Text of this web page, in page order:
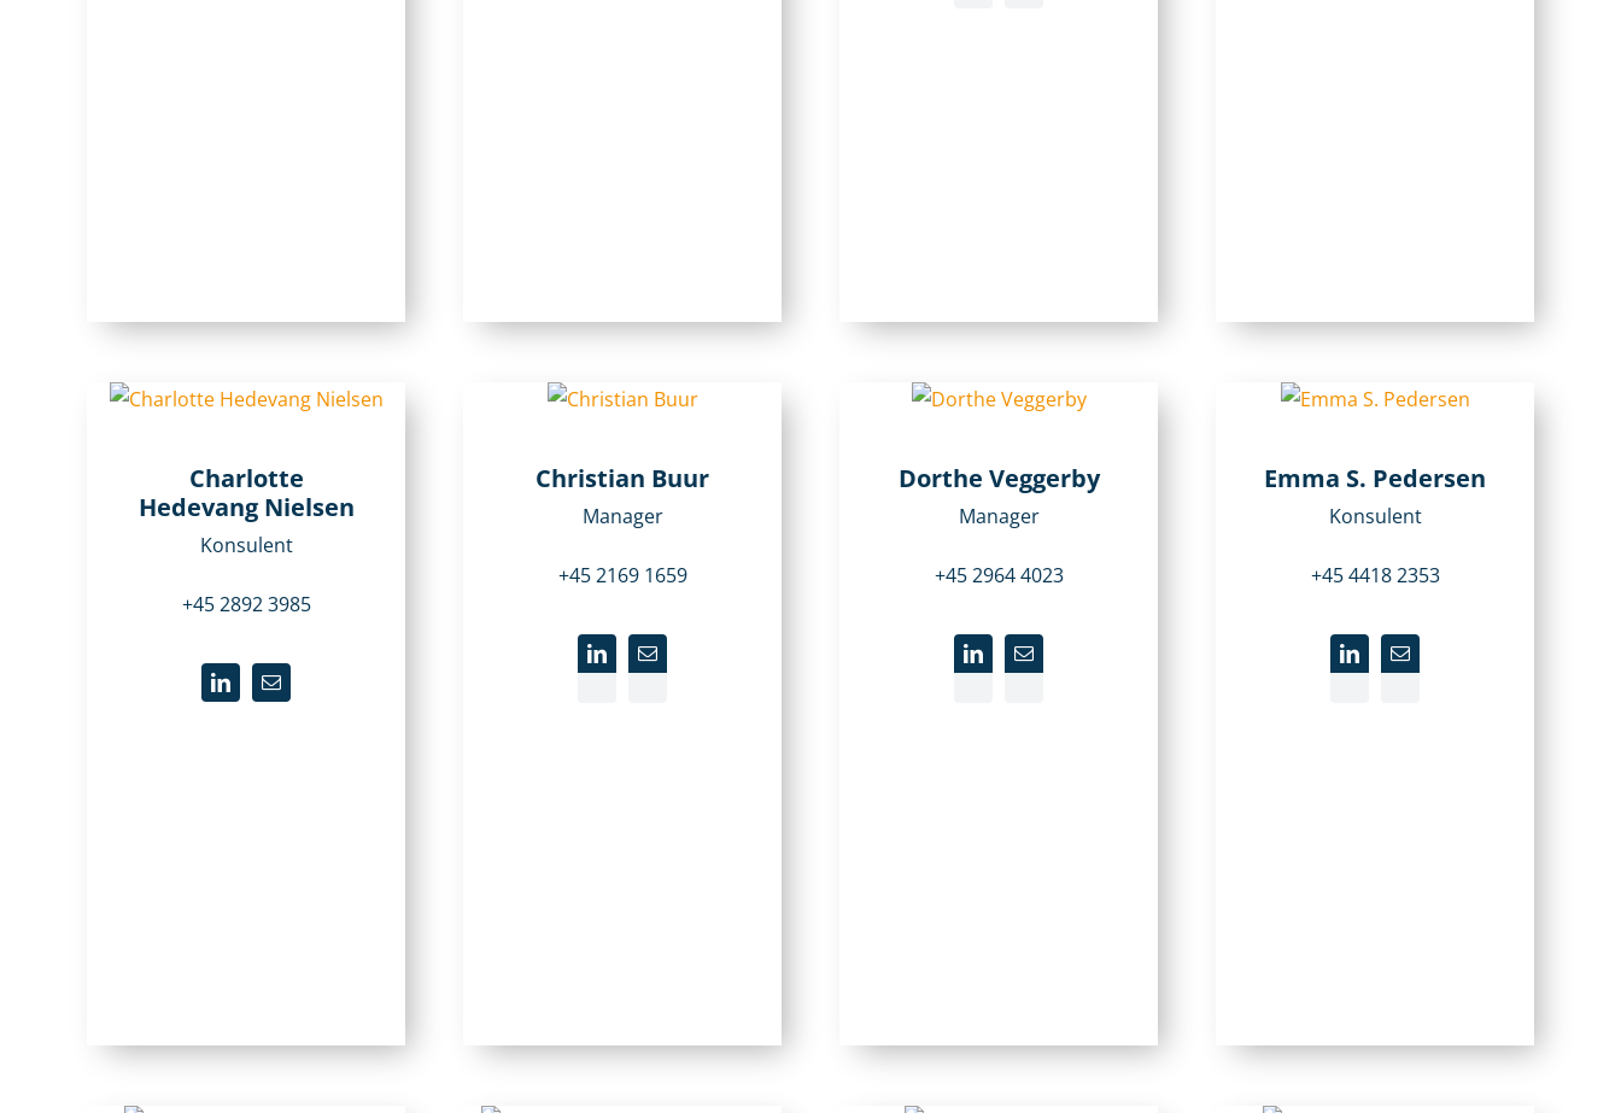
Charlotte
Hedevang Nielsen
Konsulent
+45 2892 3985
Christian Buur
Manager
+45 2169 1659
Dorthe Veggerby
Manager
+45 2964 4023
Emma S. Pedersen
Konsulent
+45 4418 2353